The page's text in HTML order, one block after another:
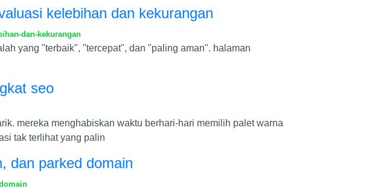
kelebihan dan kekurangan
dan-kekurangan
yang "terbaik", "tercepat", dan "paling aman". halaman
seo
mereka menghabiskan waktu berhari-hari memilih palet warna
tak terlihat yang palin
dan parked domain